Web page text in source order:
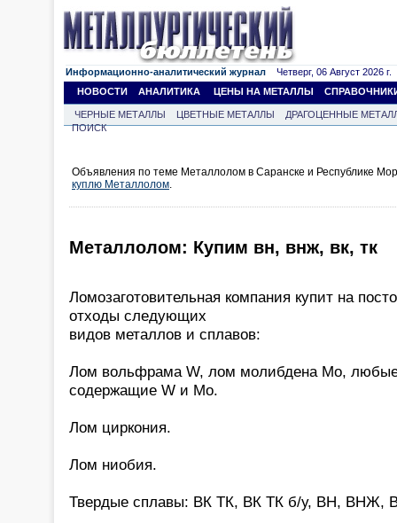
Информационно-аналитический журнал Четверг, 06 Август 2026 г.
НОВОСТИ
АНАЛИТИКА ЦЕНЫ НА МЕТАЛЛЫ
ЧЕРНЫЕ МЕТАЛЛЫ ЦВЕТНЫЕ МЕТАЛЛЫ
ДРАГОЦЕННЫЕ
ПОИСК
Объявления по теме Металлолом в Саранске и Республике
куплю Металлолом.
Металлолом: Купим вн, внж, вк, тк
Ломозаготовительная компания купит на
отходы следующих
видов металлов и сплавов:
Лом вольфрама W, лом молибдена Mo,
содержащие W и Mo.
Лом циркония.
Лом ниобия.
Твердые сплавы: ВК ТК, ВК ТК б/у, ВН,